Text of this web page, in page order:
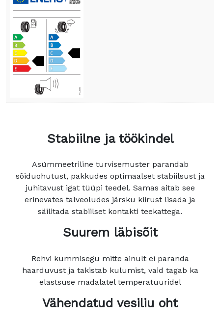
Stabiilne ja töökindel
Asümmeetriline turvisemuster parandab
sõiduohutust, pakkudes optimaalset stabiilsust ja
juhitavust igat tüüpi teedel. Samas aitab see
erinevates talveoludes järsku kiirust lisada ja
säilitada stabiilset kontakti teekattega.
Suurem läbisõit
Rehvi kummisegu mitte ainult ei paranda
haarduvust ja takistab kulumist, vaid tagab ka
elastsuse madalatel temperatuuridel
Vähendatud vesiliu oht